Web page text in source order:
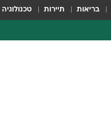
בריאות תיירות טכנולוגיה